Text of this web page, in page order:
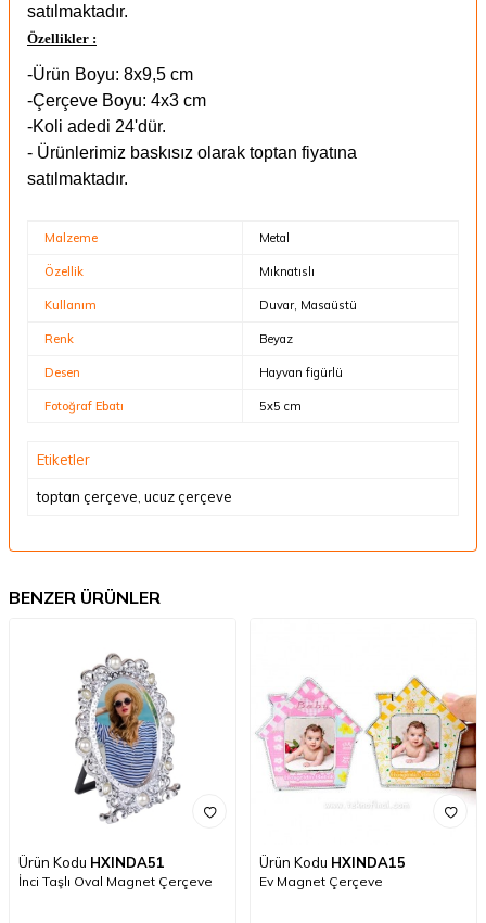
satılmaktadır.
Özellikler :
-Ürün Boyu: 8x9,5 cm
-Çerçeve Boyu: 4x3 cm
-Koli adedi 24'dür.
- Ürünlerimiz baskısız olarak toptan fiyatına
satılmaktadır.
Malzeme Metal
Özellik Mıknatıslı
Kullanım Duvar, Masaüstü
Renk Beyaz
Desen Hayvan figürlü
Fotoğraf Ebatı 5x5 cm
Etiketler
toptan çerçeve ucuz çerçeve
BENZER ÜRÜNLER
Ürün Kodu HXINDA51
İnci Taşlı Oval Magnet Çerçeve
Ürün Kodu HXINDA15
Ev Magnet Çerçeve